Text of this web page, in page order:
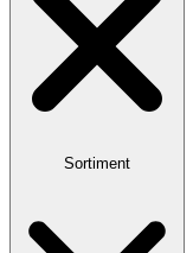
Sortiment